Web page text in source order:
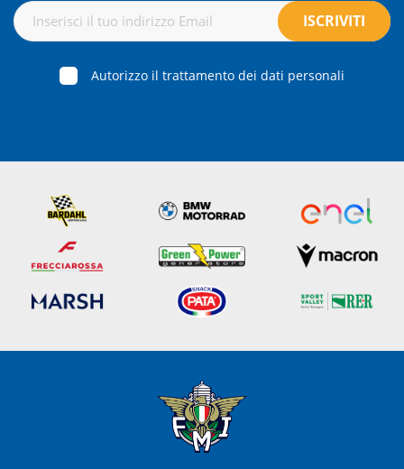
Autorizzo il trattamento dei dati personali